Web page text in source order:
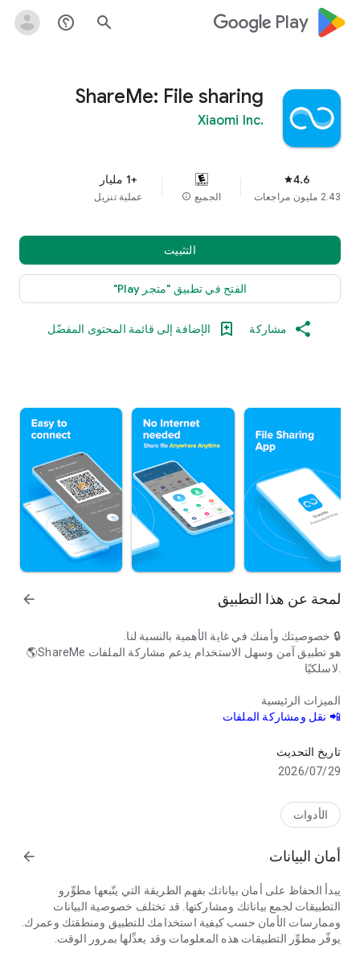
google_logo Play
search
help_outline
ShareMe: File sharing
Xiaomi Inc.
4.6
star
2.43 مليون مراجعات الجميع info
+1 مليار
عملية تنزيل
التثبيت
الفتح في تطبيق "متجر Play"
مشاركة الإضافة إلى قائمة المحتوى المفضّل
لمحة عن هذا التطبيق arrow_forward
🔒 خصوصيتك وأمنك في غاية الأهمية بالنسبة لنا.
🌎ShareMe هو تطبيق آمن وسهل الاستخدام يدعم مشاركة الملفات
الميزات الرئيسية
📲 نقل ومشاركة الملفات
الفيديو والموسيقى والتطبيقات والملفات بين أجهزة Android
المحمولة.
نقل الملفات دون الاتصال بالشبكة.
واجهة مستخدم بديهية وودية
واجهة مستخدم ShareMe سهلة الاستخدام تجعل نقل الملفات أمرًا
والصور ، مما يسهل العثور عليها ومشاركتها.
📥استئناف عمليات النقل المتقطعة
لا تقلق إذا تمت مقاطعة التحويل الخاص بك. يمكنك استئنافه بنقرة
تاريخ التحديث
29‏/07‏/2026
الأدوات
أمان البيانات arrow_forward
يبدأ الحفاظ على أمان بياناتك بفهم الطريقة التي يتّبعها مطوِّرو
التطبيقات لجمع بياناتك ومشاركتها. قد تختلف خصوصية البيانات
وممارسات الأمان حسب كيفية استخدامك للتطبيق ومنطقتك وعمرك.
يوفّر مطوِّر التطبيقات هذه المعلومات وقد يعدِّلها بمرور الوقت.